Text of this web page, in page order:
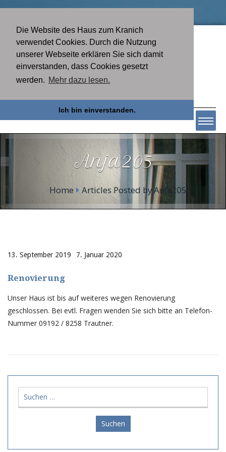
Die Website des Haus zum Kranich
verwendet Cookies. Durch die Nutzung
unserer Webseite erklären Sie sich damit
einverstanden, dass Cookies gesetzt
werden. Mehr dazu lesen.
Ich bin einverstanden.
Anja205
Home Articles Posted by Anja205
13. September 2019 7. Januar 2020
Renovierung
Unser Haus ist bis auf weiteres wegen Renovierung
geschlossen. Bei evtl. Fragen wenden Sie sich bitte an Telefon-
Nummer 09192 / 8258 Trautner.